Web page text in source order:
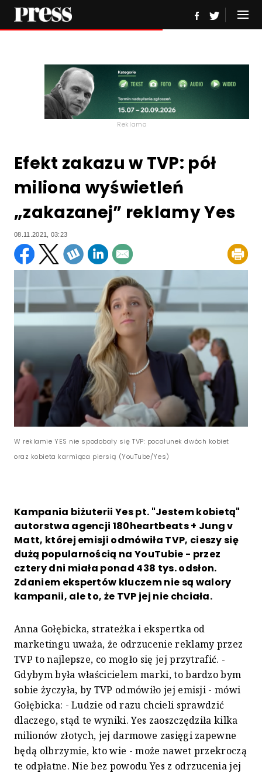
Reklama
Efekt zakazu w TVP: pół
miliona wyświetleń
„zakazanej” reklamy Yes
08.11.2021, 03:23
W reklamie YES nie spodobały się TVP: pocałunek dwóch kobiet
oraz kobieta karmiąca piersią (YouTube/Yes)
Kampania biżuterii Yes pt. "Jestem kobietą"
autorstwa agencji 180heartbeats + Jung v
Matt, której emisji odmówiła TVP, cieszy się
dużą popularnością na YouTubie - przez
cztery dni miała ponad 438 tys. odsłon.
Zdaniem ekspertów kluczem nie są walory
kampanii, ale to, że TVP jej nie chciała.
Anna Gołębicka, strateżka i ekspertka od
marketingu uważa, że odrzucenie reklamy przez
TVP to najlepsze, co mogło się jej przytrafić. -
Gdybym była właścicielem marki, to bardzo bym
sobie życzyła, by TVP odmówiło jej emisji - mówi
Gołębicka: - Ludzie od razu chcieli sprawdzić
dlaczego, stąd te wyniki. Yes zaoszczędziła kilka
milionów złotych, jej darmowe zasięgi zapewne
będą olbrzymie, kto wie - może nawet przekroczą
te odpłatne. Nie bez powodu Yes z odrzucenia jej